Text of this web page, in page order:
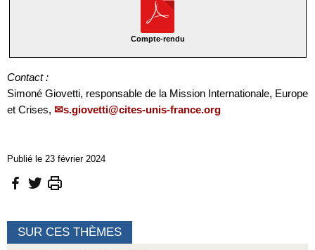
Compte-rendu
Contact :
Simoné Giovetti, responsable de la Mission Internationale, Europe
et Crises,
s.giovetti@cites-unis-france.org
Publié le 23 février 2024
SUR CES THÈMES